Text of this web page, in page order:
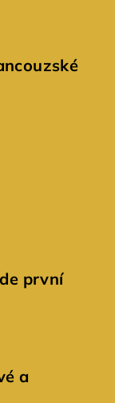
první
a